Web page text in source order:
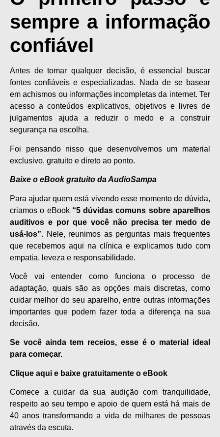
sempre a informação
confiável
Antes de tomar qualquer decisão, é essencial buscar
fontes confiáveis e especializadas. Nada de se basear
em achismos ou informações incompletas da internet. Ter
acesso a conteúdos explicativos, objetivos e livres de
julgamentos ajuda a reduzir o medo e a construir
segurança na escolha.
Foi pensando nisso que desenvolvemos um material
exclusivo, gratuito e direto ao ponto.
Baixe o eBook gratuito da AudioSampa
Para ajudar quem está vivendo esse momento de dúvida,
criamos o eBook “5 dúvidas comuns sobre aparelhos
auditivos e por que você não precisa ter medo de
usá-los”. Nele, reunimos as perguntas mais frequentes
que recebemos aqui na clínica e explicamos tudo com
empatia, leveza e responsabilidade.
Você vai entender como funciona o processo de
adaptação, quais são as opções mais discretas, como
cuidar melhor do seu aparelho, entre outras informações
importantes que podem fazer toda a diferença na sua
decisão.
Se você ainda tem receios, esse é o material ideal
para começar.
Clique aqui e baixe gratuitamente o eBook
Comece a cuidar da sua audição com tranquilidade,
respeito ao seu tempo e apoio de quem está há mais de
40 anos transformando a vida de milhares de pessoas
através da escuta.